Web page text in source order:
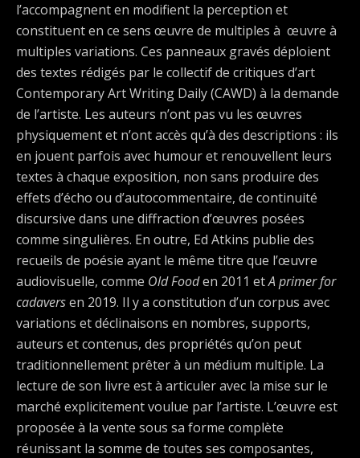
l’accompagnent en modifient la perception et
constituent en ce sens œuvre de multiples à œuvre à
multiples variations. Ces panneaux gravés déploient
des textes rédigés par le collectif de critiques d’art
Contemporary Art Writing Daily (CAWD) à la demande
de l’artiste. Les auteurs n’ont pas vu les œuvres
physiquement et n’ont accès qu’à des descriptions : ils
en jouent parfois avec humour et renouvellent leurs
textes à chaque exposition, non sans produire des
effets d’écho ou d’autocommentaire, de continuité
discursive dans une diffraction d’œuvres posées
comme singulières. En outre, Ed Atkins publie des
recueils de poésie ayant le même titre que l’œuvre
audiovisuelle, comme Old Fooden 2011 etA primer for
cadaversen 2019. Il y a constitution d’un corpus avec
variations et déclinaisons en nombres, supports,
auteurs et contenus, des propriétés qu’on peut
traditionnellement prêter à un médium multiple. La
lecture de son livre est à articuler avec la mise sur le
marché explicitement voulue par l’artiste. L’œuvre est
proposée à la vente sous sa forme complète
réunissant la somme de toutes ses composantes,